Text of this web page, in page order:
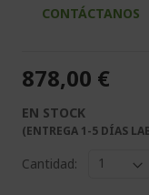
CONTÁCTANOS
878,00 €
EN STOCK
(ENTREGA 1-5 DÍAS
Cantidad: